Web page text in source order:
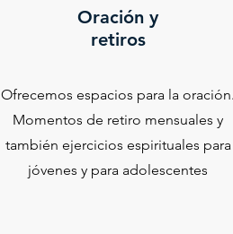
Oración y
retiros
Ofrecemos espacios para la oración.
Momentos de retiro mensuales y
también ejercicios espirituales para
jóvenes y para adolescentes